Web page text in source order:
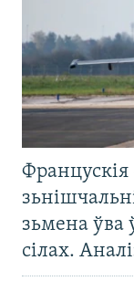
Францускія
зьмена ўва
сілах.